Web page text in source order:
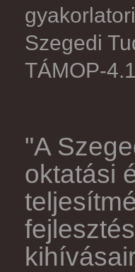
Szegedi
TÁMOP-
"A
oktatási